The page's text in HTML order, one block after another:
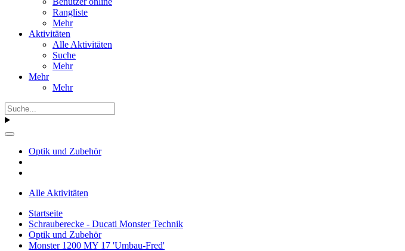
Rangliste
Mehr
Aktivitäten
Alle Aktivitäten
Suche
Mehr
Mehr
Mehr
Optik und Zubehör
Alle Aktivitäten
Startseite
Schrauberecke - Ducati Monster Technik
Optik und Zubehör
Monster 1200 MY 17 'Umbau-Fred'